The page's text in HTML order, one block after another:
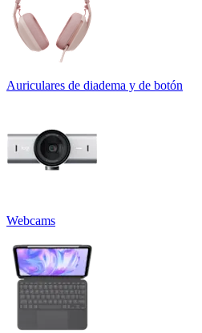
Auriculares de diadema y de botón
Webcams